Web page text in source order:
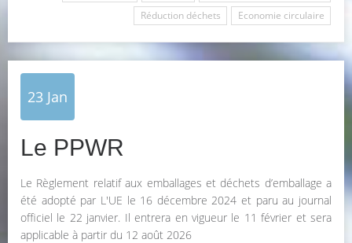
Réduction déchets
Economie circulaire
23 Jan
Le PPWR
Le Règlement relatif aux emballages et déchets d’emballage a
été adopté par L'UE le 16 décembre 2024 et paru au journal
officiel le 22 janvier. Il entrera en vigueur le 11 février et sera
applicable à partir du 12 août 2026